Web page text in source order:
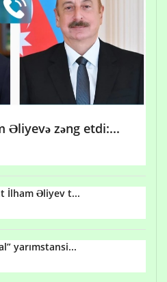
Əliyevə zəng etdi:...
İlham Əliyev t...
yarımstansi...